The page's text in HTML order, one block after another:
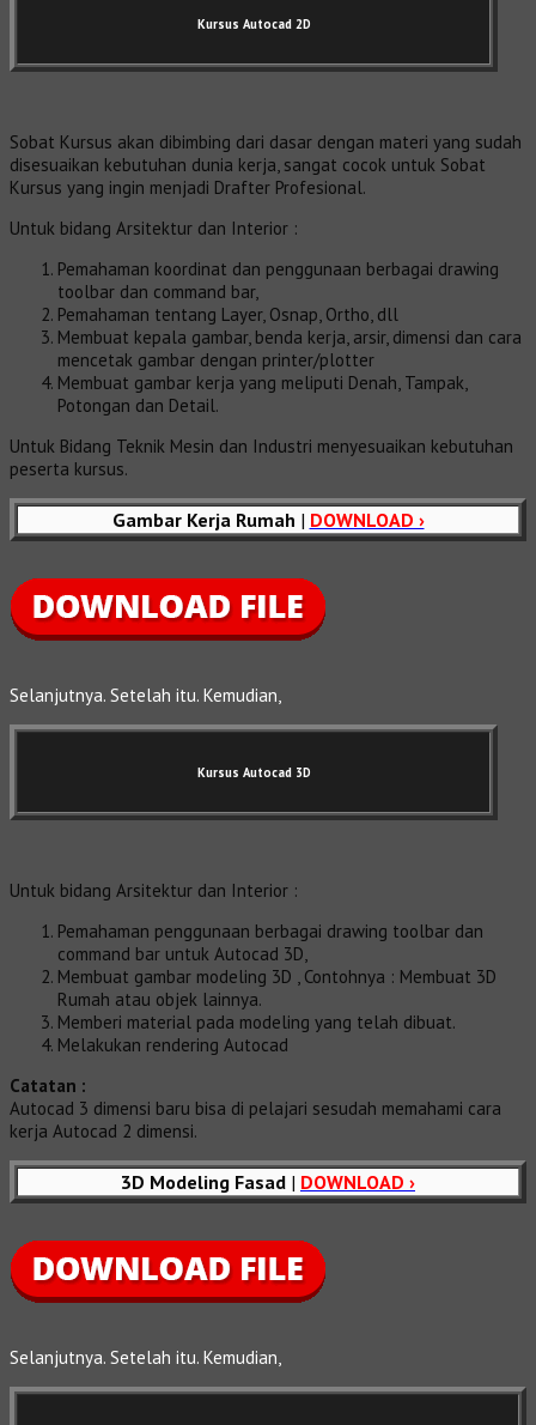
Kursus Autocad 2D
Sobat Kursus akan dibimbing dari dasar dengan materi yang sudah
disesuaikan kebutuhan dunia kerja, sangat cocok untuk Sobat
Kursus yang ingin menjadi Drafter Profesional.
Untuk bidang Arsitektur dan Interior :
Pemahaman koordinat dan penggunaan berbagai drawing
toolbar dan command bar,
Pemahaman tentang Layer, Osnap, Ortho, dll
Membuat kepala gambar, benda kerja, arsir, dimensi dan cara
mencetak gambar dengan printer/plotter
Membuat gambar kerja yang meliputi Denah, Tampak,
Potongan dan Detail.
Untuk Bidang Teknik Mesin dan Industri menyesuaikan kebutuhan
peserta kursus.
Gambar Kerja Rumah | DOWNLOAD ›
Selanjutnya. Setelah itu. Kemudian,
Kursus Autocad 3D
Untuk bidang Arsitektur dan Interior :
Pemahaman penggunaan berbagai drawing toolbar dan
command bar untuk Autocad 3D,
Membuat gambar modeling 3D , Contohnya : Membuat 3D
Rumah atau objek lainnya.
Memberi material pada modeling yang telah dibuat.
Melakukan rendering Autocad
Catatan :
Autocad 3 dimensi baru bisa di pelajari sesudah memahami cara
kerja Autocad 2 dimensi.
3D Modeling Fasad | DOWNLOAD ›
Selanjutnya. Setelah itu. Kemudian,